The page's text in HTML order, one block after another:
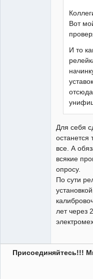
Вот
И то
Для себя
останется
все. А
всякие
опросу.
По сути
лет через
Присоединяйтесь!!!